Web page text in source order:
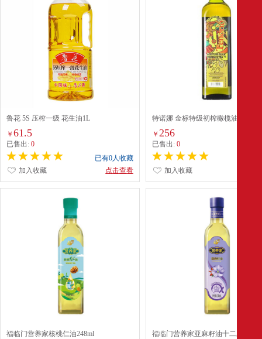
鲁花 5S 压榨一级 花生油1L
￥ 61.5
已售出: 0
已有0人收藏
点击查看
加入收藏
特诺娜 金标特级初榨橄榄油（高多
款）750ml（瓶）
￥256
已售出:0
加入收藏
福临门营养家核桃仁油248ml
福临门营养家亚麻籽油十二星座瓶